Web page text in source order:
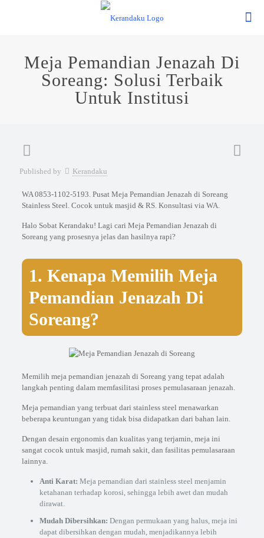
Meja Pemandian Jenazah Di
Soreang: Solusi Terbaik
Untuk Institusi
Published by Kerandaku
WA 0853-1102-5193. Pusat Meja Pemandian Jenazah di Soreang
Stainless Steel. Cocok untuk masjid & RS. Konsultasi via WA.
Halo Sobat Kerandaku! Lagi cari Meja Pemandian Jenazah di
Soreang yang prosesnya jelas dan hasilnya rapi?
1. Kenapa Memilih Meja
Pemandian Jenazah Di
Soreang?
Memilih meja pemandian jenazah di Soreang yang tepat adalah
langkah penting dalam memfasilitasi proses pemulasaraan jenazah.
Meja pemandian yang terbuat dari stainless steel menawarkan
beberapa keuntungan yang tidak bisa didapatkan dari bahan lain.
Dengan desain ergonomis dan kualitas yang terjamin, meja ini
sangat cocok untuk masjid, rumah sakit, dan fasilitas pemulasaraan
lainnya.
Anti Karat: Meja pemandian dari stainless steel menjamin
ketahanan terhadap korosi, sehingga lebih awet dan mudah
dirawat.
Mudah Dibersihkan: Dengan permukaan yang halus, meja ini
dapat dibersihkan dengan mudah, menjadikannya lebih